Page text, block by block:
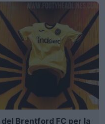
Brentford FC per la